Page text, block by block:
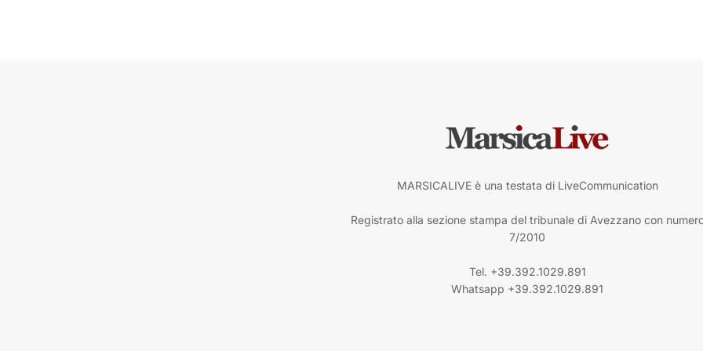
MARSICALIVE è una testata di LiveCommunication
Registrato alla sezione stampa del tribunale di Avezzano con
7/2010
Tel. +39.392.1029.891
Whatsapp +39.392.1029.891